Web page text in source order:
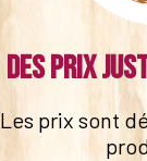
Des prix
Les prix sont